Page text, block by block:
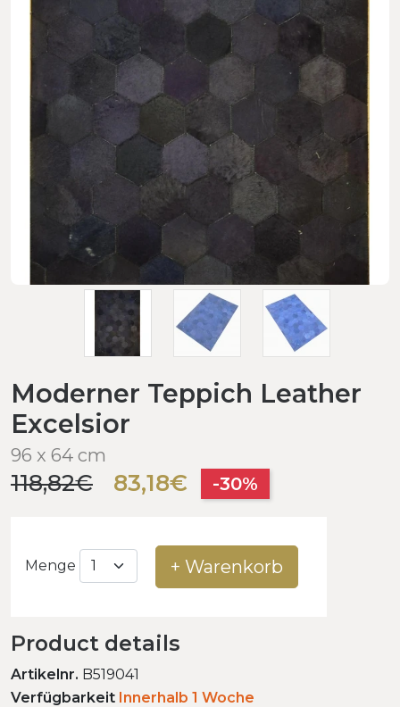
Moderner Teppich Leather
Excelsior
96 x 64 cm
118,82€ 83,18€ -30%
Menge + Warenkorb
Product details
Artikelnr. B519041
Verfügbarkeit Innerhalb 1 Woche